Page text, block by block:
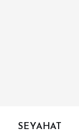
SEYAHAT